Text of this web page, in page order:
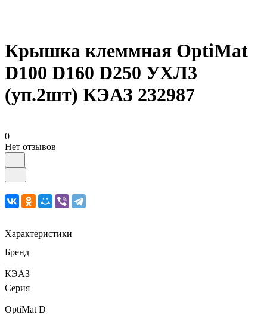
Крышка клеммная OptiMat
D100 D160 D250 УХЛ3
(уп.2шт) КЭАЗ 232987
0
Нет отзывов
Характеристики
Бренд
—
КЭАЗ
Серия
—
OptiMat D